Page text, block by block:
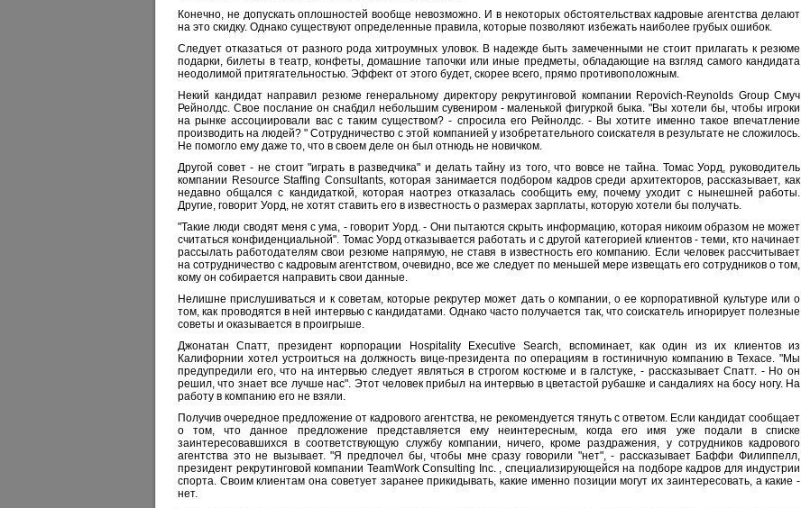
Конечно, не допускать оплошностей вообще невозможно. И в некоторых обстоятельствах кадровые агентства делают
на это скидку. Однако существуют определенные правила, которые позволяют избежать наиболее грубых ошибок.
Следует отказаться от разного рода хитроумных уловок. В надежде быть замеченными не стоит прилагать к резюме
подарки, билеты в театр, конфеты, домашние тапочки или иные предметы, обладающие на взгляд самого кандидата
неодолимой притягательностью. Эффект от этого будет, скорее всего, прямо противоположным.
Некий кандидат направил резюме генеральному директору рекрутинговой компании Repovich-Reynolds Group Смуч
Рейнолдс. Свое послание он снабдил небольшим сувениром - маленькой фигуркой быка. "Вы хотели бы, чтобы игроки
на рынке ассоциировали вас с таким существом? - спросила его Рейнолдс. - Вы хотите именно такое впечатление
производить на людей? " Сотрудничество с этой компанией у изобретательного соискателя в результате не сложилось.
Не помогло ему даже то, что в своем деле он был отнюдь не новичком.
Другой совет - не стоит "играть в разведчика" и делать тайну из того, что вовсе не тайна. Томас Уорд, руководитель
компании Resource Staffing Consultants, которая занимается подбором кадров среди архитекторов, рассказывает, как
недавно общался с кандидаткой, которая наотрез отказалась сообщить ему, почему уходит с нынешней работы.
Другие, говорит Уорд, не хотят ставить его в известность о размерах зарплаты, которую хотели бы получать.
"Такие люди сводят меня с ума, - говорит Уорд. - Они пытаются скрыть информацию, которая никоим образом не может
считаться конфиденциальной". Томас Уорд отказывается работать и с другой категорией клиентов - теми, кто начинает
рассылать работодателям свои резюме напрямую, не ставя в известность его компанию. Если человек рассчитывает
на сотрудничество с кадровым агентством, очевидно, все же следует по меньшей мере извещать его сотрудников о том,
кому он собирается направить свои данные.
Нелишне прислушиваться и к советам, которые рекрутер может дать о компании, о ее корпоративной культуре или о
том, как проводятся в ней интервью с кандидатами. Однако часто получается так, что соискатель игнорирует полезные
советы и оказывается в проигрыше.
Джонатан Спатт, президент корпорации Hospitality Executive Search, вспоминает, как один из их клиентов из
Калифорнии хотел устроиться на должность вице-президента по операциям в гостиничную компанию в Техасе. "Мы
предупредили его, что на интервью следует являться в строгом костюме и в галстуке, - рассказывает Спатт. - Но он
решил, что знает все лучше нас". Этот человек прибыл на интервью в цветастой рубашке и сандалиях на босу ногу. На
работу в компанию его не взяли.
Получив очередное предложение от кадрового агентства, не рекомендуется тянуть с ответом. Если кандидат сообщает
о том, что данное предложение представляется ему неинтересным, когда его имя уже подали в списке
заинтересовавшихся в соответствующую службу компании, ничего, кроме раздражения, у сотрудников кадрового
агентства это не вызывает. "Я предпочел бы, чтобы мне сразу говорили "нет", - рассказывает Баффи Филиппелл,
президент рекрутинговой компании TeamWork Consulting Inc. , специализирующейся на подборе кадров для индустрии
спорта. Своим клиентам она советует заранее прикидывать, какие именно позиции могут их заинтересовать, а какие -
нет.